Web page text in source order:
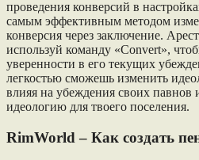
проведения конверсий в
самым эффективным методом
конверсия через заключение.
используй команду «Convert»,
уверенности в его текущих
легкостью сможешь изменить
влияя на убеждения своих
идеологию для твоего поселения.
RimWorld – Как создать